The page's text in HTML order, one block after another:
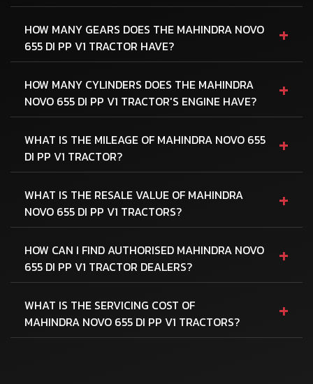
HOW MANY GEARS DOES THE MAHINDRA NOVO
655 DI PP V1 TRACTOR HAVE?
+
HOW MANY CYLINDERS DOES THE MAHINDRA
NOVO 655 DI PP V1 TRACTOR'S ENGINE HAVE?
+
WHAT IS THE MILEAGE OF MAHINDRA NOVO 655
DI PP V1 TRACTOR?
+
WHAT IS THE RESALE VALUE OF MAHINDRA
NOVO 655 DI PP V1 TRACTORS?
+
HOW CAN I FIND AUTHORISED MAHINDRA NOVO
655 DI PP V1 TRACTOR DEALERS?
+
WHAT IS THE SERVICING COST OF
MAHINDRA NOVO 655 DI PP V1 TRACTORS?
+